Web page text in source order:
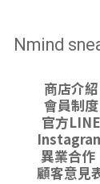
Nmind
商店介紹
會員制度
官方LINE
異業合作
顧客意見